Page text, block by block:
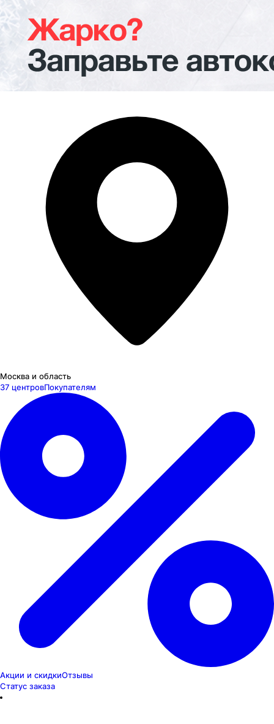
Москва и область
37 центровПокупателям
Акции и скидкиОтзывы
Статус заказа